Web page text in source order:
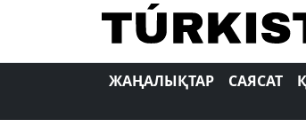
ЖАҢАЛЫҚТАР САЯСАТ